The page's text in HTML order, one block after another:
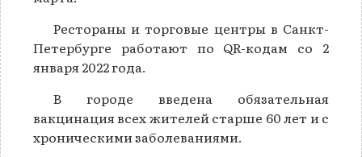
Рестораны и торговые центры в Санкт-
Петербурге работают по QR-кодам со 2
января 2022 года.
В городе введена обязательная
вакцинация всех жителей старше 60 лет и с
хроническими заболеваниями.